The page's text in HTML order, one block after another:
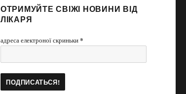
ОТРИМУЙТЕ СВІЖІ НОВИНИ ВІД
ЛІКАРЯ
адреса електроної скриньки*